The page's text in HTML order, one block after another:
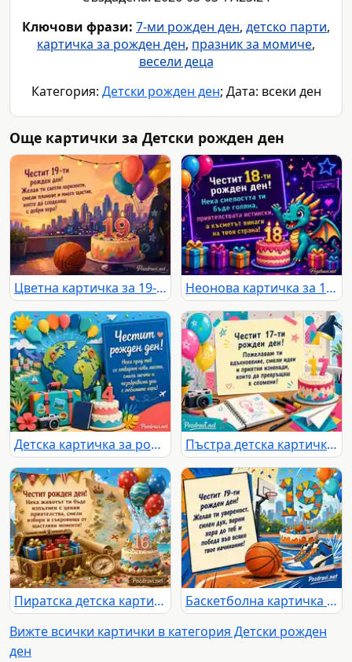
Ключови фрази: 7-ми рожден ден, детско парти,
картичка за рожден ден, празник за момиче,
весели деца
Категория: Детски рожден ден; Дата: всеки ден
Още картички за Детски рожден ден
Цветна картичка за 19-ти рожден ден с торта, балони и градски залез Неонова картичка за 18-ти рожден ден с пикселизиран дракон
Детска картичка за рожден ден с глобус, балони, куфар и торта 14 Пъстра детска картичка за 17-ти рожден ден с торта, балони и творчески мотиви
Пиратска детска картичка за 16-и рожден ден със съкровища и балони
Баскетболна картичка за 19-ти рожден ден с торта и кецове
Вижте всички картички в категория Детски рожден
ден